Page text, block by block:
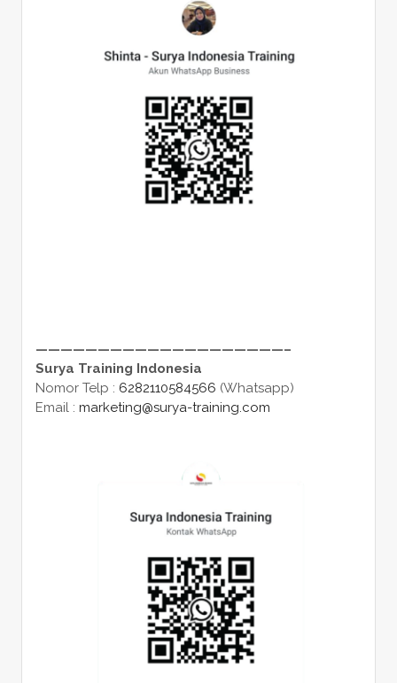
————————————————————–
Surya Training Indonesia
Nomor Telp : 6282110584566 (Whatsapp)
Email : marketing@surya-training.com